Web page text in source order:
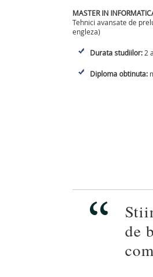
MASTER IN
Tehnici avansate de
engleza)
Durata studiilor: 2
Diploma obtinuta:
de